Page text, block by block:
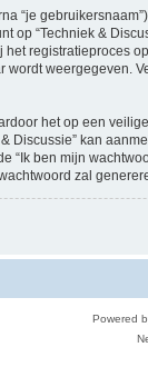
“je
op “Techniek &
registratieproces
weergegeven.
het op een
Discussie” kan
“Ik ben mijn
zal
Powered